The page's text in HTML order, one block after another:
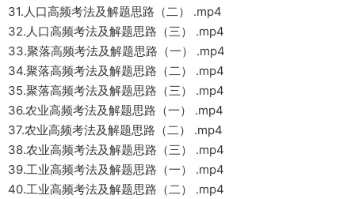
31.人口高频考法及解题思路（二） .mp4
32.人口高频考法及解题思路（三） .mp4
33.聚落高频考法及解题思路（一） .mp4
34.聚落高频考法及解题思路（二） .mp4
35.聚落高频考法及解题思路（三） .mp4
36.农业高频考法及解题思路（一） .mp4
37.农业高频考法及解题思路（二） .mp4
38.农业高频考法及解题思路（三） .mp4
39.工业高频考法及解题思路（一） .mp4
40.工业高频考法及解题思路（二） .mp4